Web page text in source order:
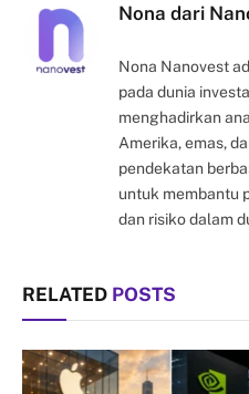
Nona dari
Nona Nanovest
pada dunia
menghadirkan
Amerika, emas,
pendekatan
untuk membantu
dan risiko dalam
RELATED POSTS